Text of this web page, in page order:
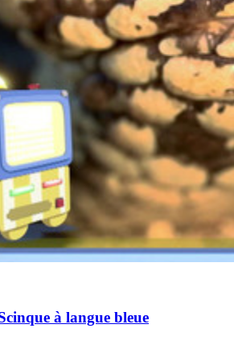
à langue bleue